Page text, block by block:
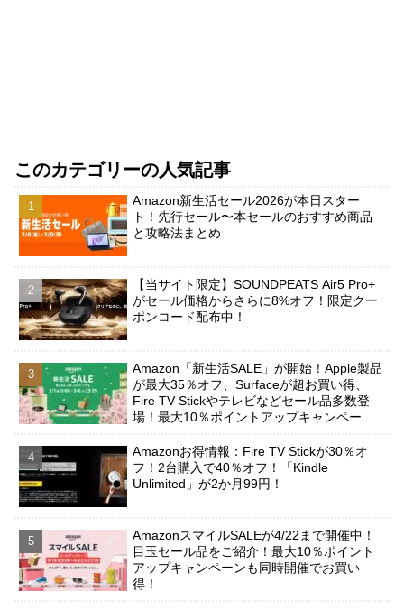
このカテゴリーの人気記事
Amazon新生活セール2026が本日スター
ト！先行セール〜本セールのおすすめ商品
と攻略法まとめ
【当サイト限定】SOUNDPEATS Air5 Pro+
がセール価格からさらに8%オフ！限定クー
ポンコード配布中！
Amazon「新生活SALE」が開始！Apple製品
が最大35％オフ、Surfaceが超お買い得、
Fire TV Stickやテレビなどセール品多数登
場！最大10％ポイントアップキャンペーン
Amazonお得情報：Fire TV Stickが30％オ
フ！2台購入で40％オフ！「Kindle
Unlimited」が2か月99円！
AmazonスマイルSALEが4/22まで開催中！
目玉セール品をご紹介！最大10％ポイント
アップキャンペーンも同時開催でお買い
得！